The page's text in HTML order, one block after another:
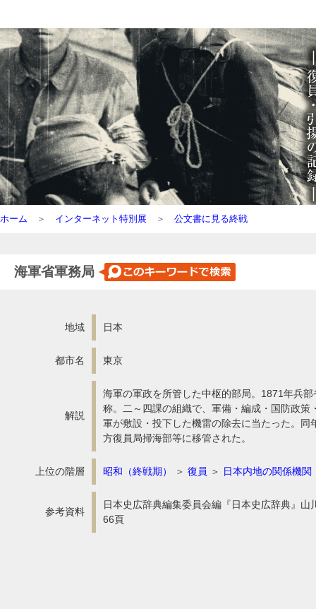
ホーム ＞ インターネット特別展 ＞ 公文書に見る終戦
海軍省軍務局
地域 日本
都市名 東京
解説
海軍の軍政を所管した中枢的部局。1871年兵
称。二～四課の組織で、軍備・編成・国防政
軍が敷設・投下した機雷の除去に当たった。
方復員局掃海部等に移管された。
上位の階層 昭和（終戦期） ＞ 復員 ＞ 日本内地の関係機関
参考資料
日本史広辞典編集委員会編『日本史広辞典』
66頁